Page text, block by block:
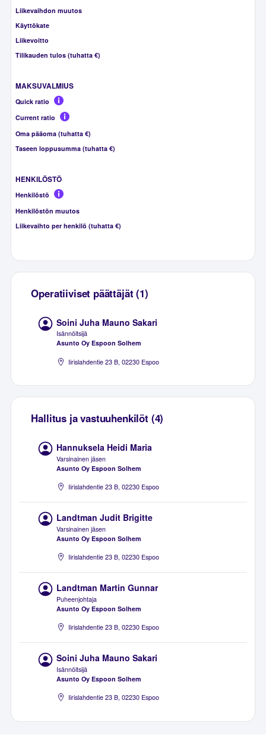
Liikevaihdon muutos
Käyttökate
Liikevoitto
Tilikauden tulos (tuhatta €)
MAKSUVALMIUS
Quick ratio
Current ratio
Oma pääoma (tuhatta €)
Taseen loppusumma (tuhatta €)
HENKILÖSTÖ
Henkilöstö
Henkilöstön muutos
Liikevaihto per henkilö (tuhatta €)
Operatiiviset päättäjät (1)
Soini Juha Mauno Sakari
Isännöitsijä
Asunto Oy Espoon Solhem
Iirislahdentie 23 B, 02230 Espoo
Hallitus ja vastuuhenkilöt (4)
Hannuksela Heidi Maria
Varsinainen jäsen
Asunto Oy Espoon Solhem
Iirislahdentie 23 B, 02230 Espoo
Landtman Judit Brigitte
Varsinainen jäsen
Asunto Oy Espoon Solhem
Iirislahdentie 23 B, 02230 Espoo
Landtman Martin Gunnar
Puheenjohtaja
Asunto Oy Espoon Solhem
Iirislahdentie 23 B, 02230 Espoo
Soini Juha Mauno Sakari
Isännöitsijä
Asunto Oy Espoon Solhem
Iirislahdentie 23 B, 02230 Espoo